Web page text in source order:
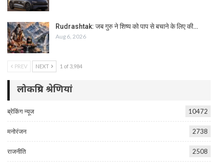
Rudrashtak: जब गुरु ने शिष्य को पाप से बचाने के लिए की…
Aug 6, 2026
PREV NEXT 1 of 3,984
लोकप्रिय श्रेणियां
ब्रेकिंग न्यूज 10472
मनोरंजन 2738
राजनीति 2508